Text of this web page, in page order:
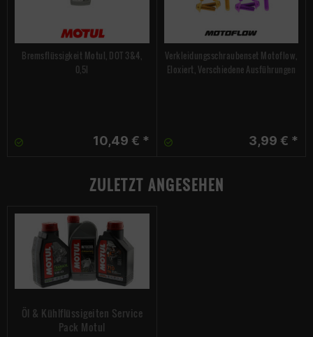
Bremsflüssigkeit Motul, DOT 3&4,
0,5l
10,49 € *
Verkleidungsschraubenset Motoflow,
Eloxiert, Verschiedene Ausführungen
3,99 € *
ZULETZT ANGESEHEN
Öl & Kühlflüssigeiten Service
Pack Motul